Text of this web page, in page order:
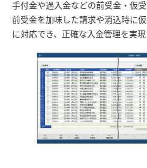
手付金や過入金などの前受金・仮
前受金を加味した請求や消込時に
に対応でき、正確な入金管理を実現